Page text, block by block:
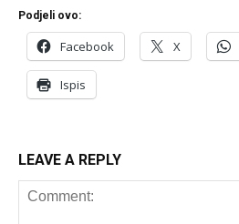
Podjeli ovo:
Facebook X
Ispis
LEAVE A REPLY